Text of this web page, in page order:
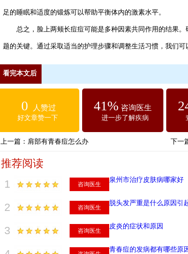
足的睡眠和适度的锻炼可以帮助平衡体内的激素水平。
总之，脸上两颊长痘痘可能是多种因素共同作用的结果。
题的关键。通过采取适当的护理步骤和调整生活习惯，我们
看完本文后
0 人赞过
好文章赞一下
41% 咨询医生
进一步了解疾病
上一篇： 肩部有青春痘怎么办 下一
推荐阅读
1
泉州市治疗皮肤病哪家好
咨询医生
2 脱头发严重是什么原因引
咨询医生
3 皮炎的症状和原因
咨询医生
青春痘的发病都有哪些原